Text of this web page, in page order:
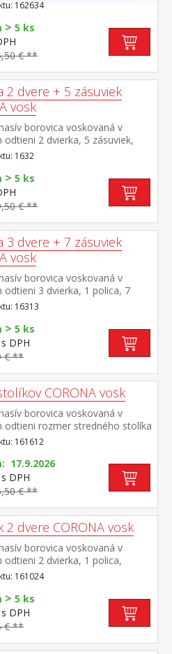
162634
> 5 ks
€ **
2 dvere + 5 zásuviek
vosk
borovica voskovaná v
2 dvierka, 5 zásuviek,
úchytky možné doplniť
Corona 16465 súčasť zostavy
1632
> 5 ks
€ **
3 dvere + 7 zásuviek
vosk
borovica voskovaná v
odtieni 3 dvierka, 1 polica, 7
ozdobné úchytky súčasť
16313
> 5 ks
s DPH
€ **
CORONA vosk
borovica voskovaná v
odtieni rozmer stredného stolíka
37 × 47 cm rozmer
stolíka (š/h/v) 38 × 32 × 40 cm
Corona
161612
17.9.2026
s DPH
€ **
2 dvere CORONA vosk
borovica voskovaná v
2 dvierka, 1 polica,
úchytky súčasť zostavy
161024
> 5 ks
s DPH
€ **